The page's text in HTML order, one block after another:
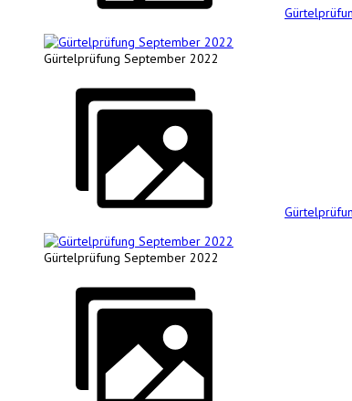
Gürtelprüfung September 2022
Gürtelprüfung September 2022